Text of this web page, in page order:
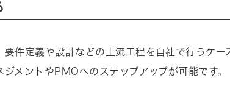
要件定義や設計などの上流工程を自社で行うケー
メントやPMOへのステップアップが可能です。